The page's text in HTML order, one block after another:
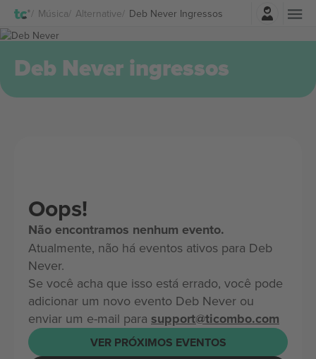
Música Alternative Deb Never Ingressos
Entrar
Deb Never ingressos
Oops!
Não encontramos nenhum evento.
Atualmente, não há eventos ativos para Deb
Never.
Se você acha que isso está errado, você pode
adicionar um novo evento Deb Never ou
enviar um e-mail para support@ticombo.com
VER PRÓXIMOS EVENTOS